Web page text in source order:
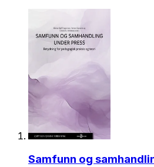
Samfunn og